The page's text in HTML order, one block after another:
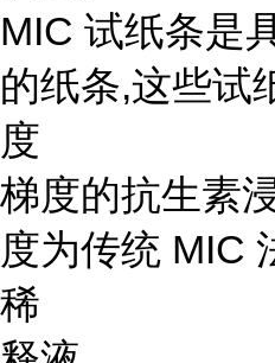
MIC 试纸条是
的纸条,这些试
度
梯度的抗生素
度为传统 MIC
稀